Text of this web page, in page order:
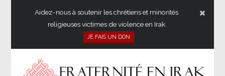
Aidez-nous à soutenir les chrétiens et minorités
religieuses victimes de violence en Irak
JE FAIS UN DON